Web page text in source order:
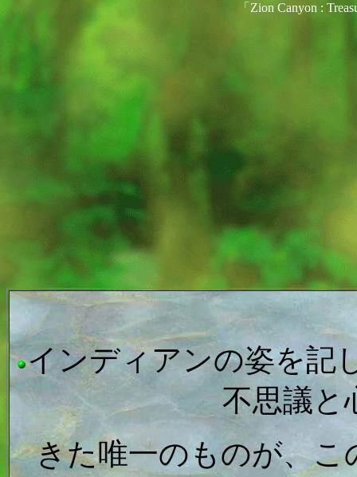
「Zion Canyon :
インディアンの姿を記
不思議と
きた唯一のものが、